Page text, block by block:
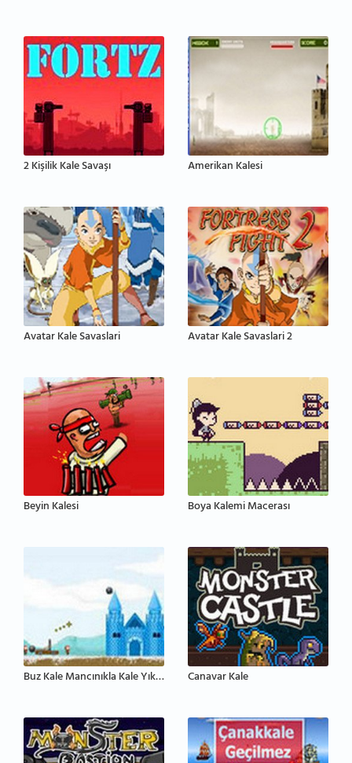
2 Kişilik Kale Savaşı Amerikan Kalesi
Avatar Kale Savaslari Avatar Kale Savaslari 2
Beyin Kalesi Boya Kalemi Macerası
Buz Kale Mancınıkla Kale Yıkma Canavar Kale